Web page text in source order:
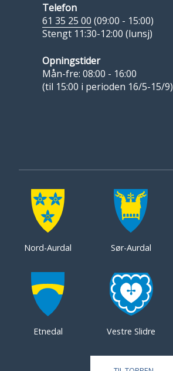
Telefon
61 35 25 00 (09:00 - 15:00)
Stengt 11:30-12:00 (lunsj)
Opningstider
Mån-fre: 08:00 - 16:00
(til 15:00 i perioden 16/5-15/9)
Nord-Aurdal Sør-Aurdal
Etnedal Vestre Slidre